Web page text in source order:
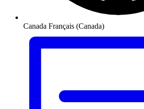
Canada Français (Canada)